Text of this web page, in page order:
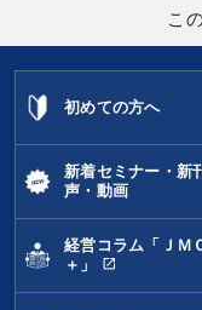
こ
初めての方へ
新着セミナー・新
声・動画
経営コラム「ＪＭ
＋」
open_in_new